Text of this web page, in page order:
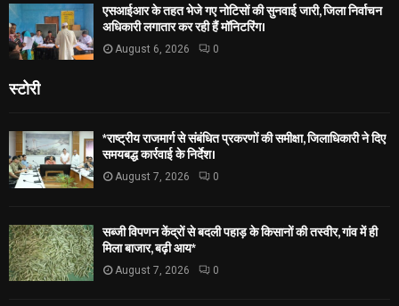
एसआईआर के तहत भेजे गए नोटिसों की सुनवाई जारी, जिला निर्वाचन
अधिकारी लगातार कर रही हैं मॉनिटरिंग।
August 6, 2026 0
स्टोरी
*राष्ट्रीय राजमार्ग से संबंधित प्रकरणों की समीक्षा, जिलाधिकारी ने दिए
समयबद्ध कार्रवाई के निर्देश।
August 7, 2026 0
सब्जी विपणन केंद्रों से बदली पहाड़ के किसानों की तस्वीर, गांव में ही
मिला बाजार, बढ़ी आय*
August 7, 2026 0